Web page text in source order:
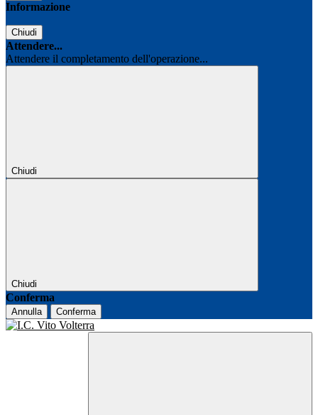
Informazione
Chiudi
Attendere...
Attendere il completamento dell'operazione...
Chiudi
Chiudi
Conferma
Annulla Conferma